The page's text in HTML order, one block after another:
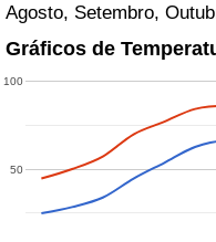
Agosto, Setembro,
Gráficos de
50
100